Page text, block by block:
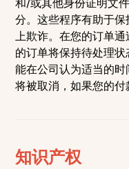
和/或其他身份证明文
分。这些程序有助于
上欺诈。在您的订单
的订单将保持待处理
能在公司认为适当的
将被取消，如果您的付
知识产权